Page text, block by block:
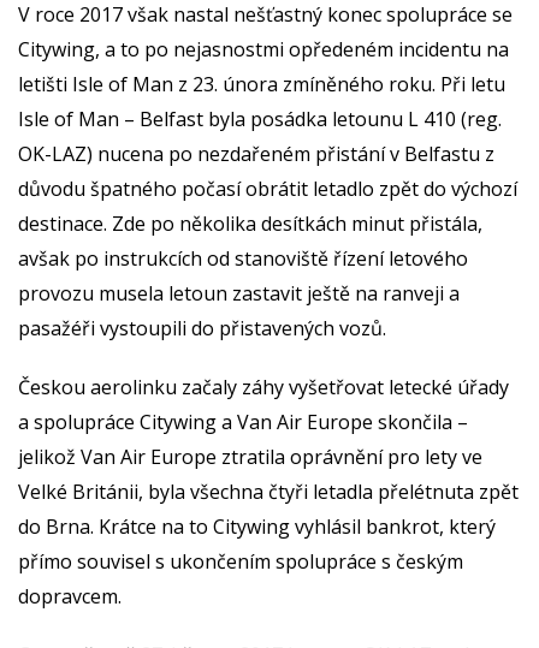
V roce 2017 však nastal nešťastný konec spolupráce se
Citywing, a to po nejasnostmi opředeném incidentu na
letišti Isle of Man z 23. února zmíněného roku. Při letu
Isle of Man – Belfast byla posádka letounu L 410 (reg.
OK-LAZ) nucena po nezdařeném přistání v Belfastu z
důvodu špatného počasí obrátit letadlo zpět do výchozí
destinace. Zde po několika desítkách minut přistála,
avšak po instrukcích od stanoviště řízení letového
provozu musela letoun zastavit ještě na ranveji a
pasažéři vystoupili do přistavených vozů.
Českou aerolinku začaly záhy vyšetřovat letecké úřady
a spolupráce Citywing a Van Air Europe skončila –
jelikož Van Air Europe ztratila oprávnění pro lety ve
Velké Británii, byla všechna čtyři letadla přelétnuta zpět
do Brna. Krátce na to Citywing vyhlásil bankrot, který
přímo souvisel s ukončením spolupráce s českým
dopravcem.